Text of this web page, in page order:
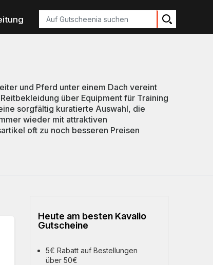
Suchen
und Pferd unter einem Dach vereint
über Equipment für Training
sorgfältig kuratierte Auswahl, die
wieder mit attraktiven
oft zu noch besseren Preisen
Heute am besten Kavalio
Gutscheine
5€ Rabatt auf Bestellungen
über 50€